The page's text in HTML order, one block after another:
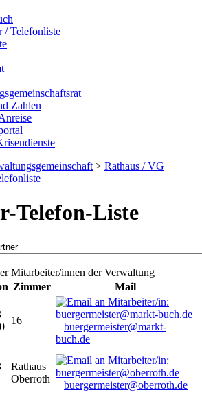
/ Telefonliste
Zahlen
> Rathaus / VG
Telefon-Liste
Mitarbeiter/innen der Verwaltung
Zimmer
Mail
16
buergermeister@markt-
buch.de
Rathaus
Oberroth
buergermeister@oberroth.de